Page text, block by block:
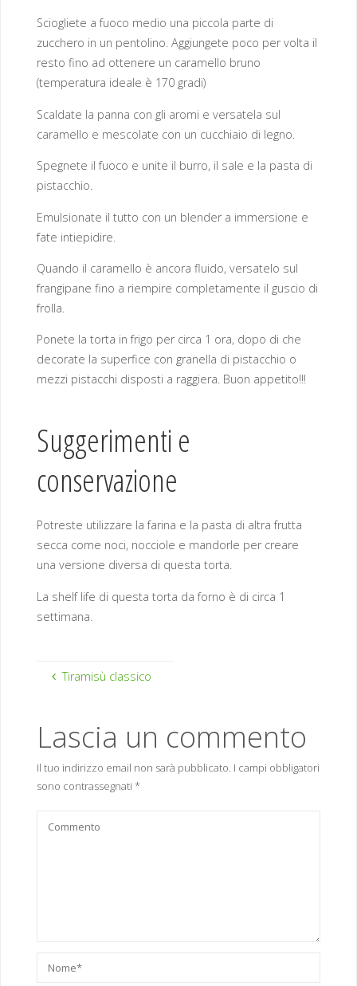
Sciogliete a fuoco medio una piccola parte di
zucchero in un pentolino. Aggiungete poco per volta il
resto fino ad ottenere un caramello bruno
(temperatura ideale è 170 gradi)
Scaldate la panna con gli aromi e versatela sul
caramello e mescolate con un cucchiaio di legno.
Spegnete il fuoco e unite il burro, il sale e la pasta di
pistacchio.
Emulsionate il tutto con un blender a immersione e
fate intiepidire.
Quando il caramello è ancora fluido, versatelo sul
frangipane fino a riempire completamente il guscio di
frolla.
Ponete la torta in frigo per circa 1 ora, dopo di che
decorate la superfice con granella di pistacchio o
mezzi pistacchi disposti a raggiera. Buon appetito!!!
Suggerimenti e
conservazione
Potreste utilizzare la farina e la pasta di altra frutta
secca come noci, nocciole e mandorle per creare
una versione diversa di questa torta.
La shelf life di questa torta da forno è di circa 1
settimana.
Tiramisù classico
Lascia un commento
Il tuo indirizzo email non sarà pubblicato. I campi obbligatori
sono contrassegnati *